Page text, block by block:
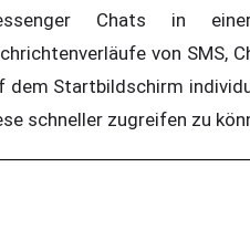
Chats in
von SMS,
dem Startbildschirm
schneller zugreifen zu